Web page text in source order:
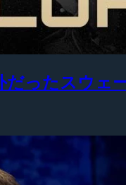
ったスウェ